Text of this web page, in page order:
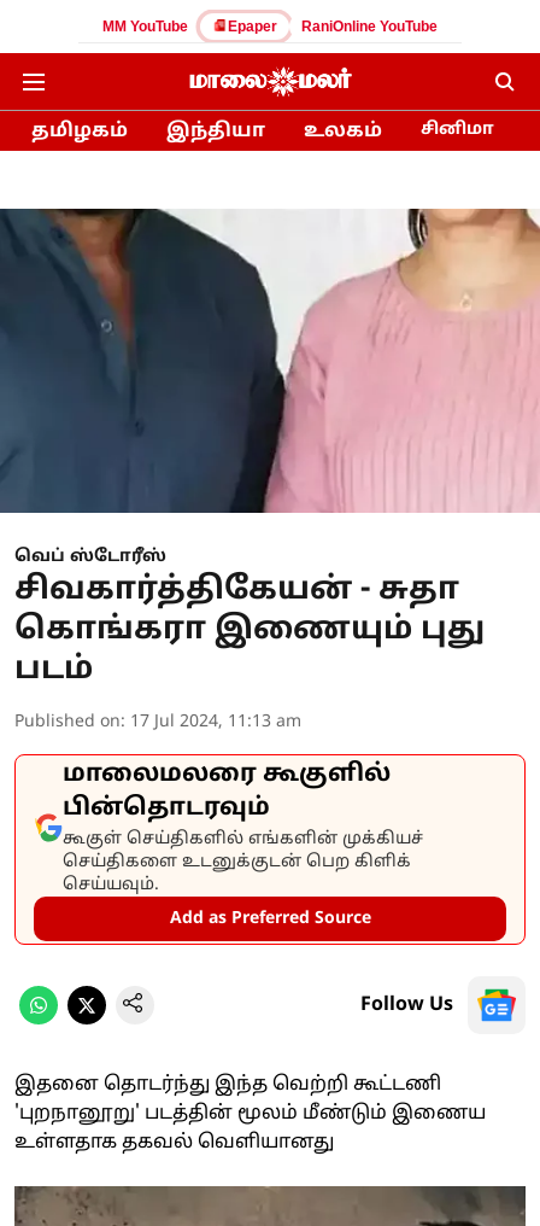
MM YouTube Epaper RaniOnline YouTube
தமிழகம் இந்தியா உலகம் சினிமா
வெப் ஸ்டோரீஸ்
சிவகார்த்திகேயன் - சுதா
கொங்கரா இணையும் புது
படம்
Published on: 17 Jul 2024, 11:13 am
மாலைமலரை கூகுளில்
பின்தொடரவும்
கூகுள் செய்திகளில் எங்களின் முக்கியச்
செய்திகளை உடனுக்குடன் பெற கிளிக்
செய்யவும்.
Add as Preferred Source
Follow Us
இதனை தொடர்ந்து இந்த வெற்றி கூட்டணி
'புறநானூறு' படத்தின் மூலம் மீண்டும் இணைய
உள்ளதாக தகவல் வெளியானது